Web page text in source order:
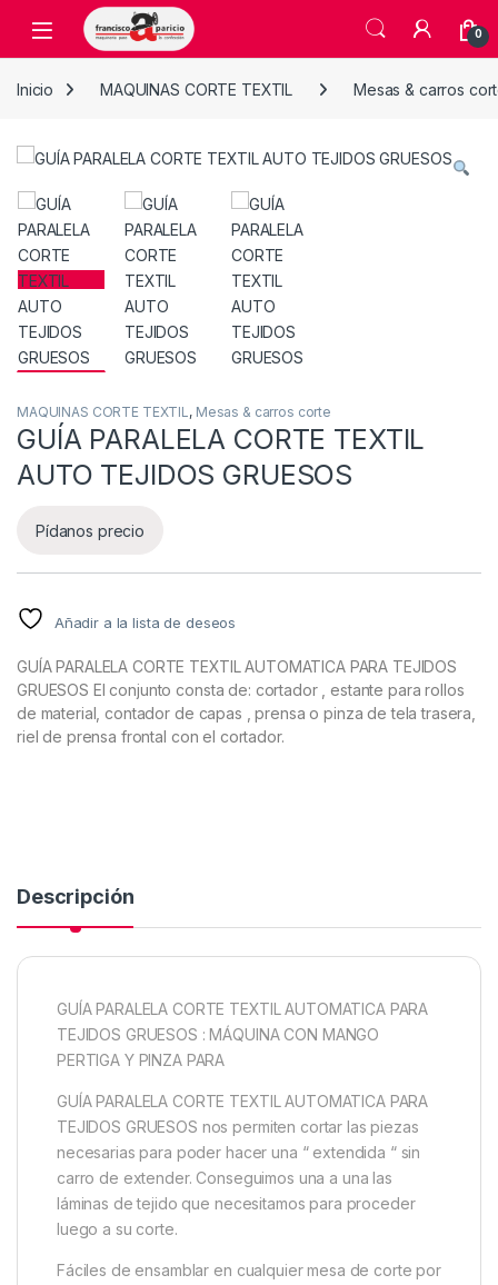
Skip to navigation
Skip to content
Open 0
Inicio MAQUINAS CORTE TEXTIL Mesas & carros
MAQUINAS CORTE TEXTIL, Mesas & carros corte
GUÍA PARALELA CORTE TEXTIL
AUTO TEJIDOS GRUESOS
Pídanos precio
Añadir a la lista de deseos
GUÍA PARALELA CORTE TEXTIL AUTOMATICA PARA TEJIDOS
GRUESOS El conjunto consta de: cortador , estante para rollos
de material, contador de capas , prensa o pinza de tela trasera,
riel de prensa frontal con el cortador.
Descripción
GUÍA PARALELA CORTE TEXTIL AUTOMATICA PARA
TEJIDOS GRUESOS : MÁQUINA CON MANGO
PERTIGA Y PINZA PARA
GUÍA PARALELA CORTE TEXTIL AUTOMATICA PARA
TEJIDOS GRUESOS nos permiten cortar las piezas
necesarias para poder hacer una “ extendida “ sin
carro de extender. Conseguimos una a una las
láminas de tejido que necesitamos para proceder
luego a su corte.
Fáciles de ensamblar en cualquier mesa de corte por